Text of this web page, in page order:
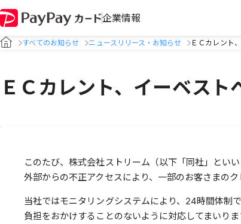
企業情報
すべてのお知らせ ニュースリリース・お知らせ ＥＣカレント
ＥＣカレント、イーベスト
このたび、株式会社ストリーム（以下「同社」とい
外部からの不正アクセスにより、一部のお客さまの
当社ではモニタリングシステムにより、24時間体制
負担をおかけすることのないように対応してまいりま